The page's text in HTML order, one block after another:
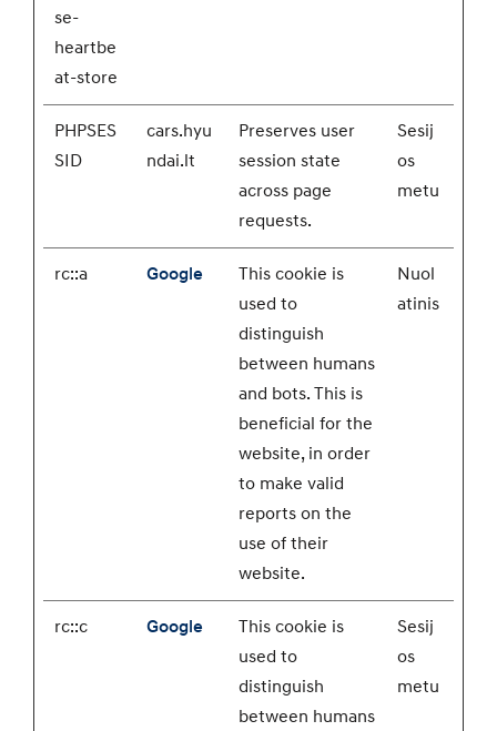
se-
heartbe
at-store
PHPSES
SID
cars.hyu
ndai.lt
Preserves user
session state
across page
requests.
Sesij
os
metu
rc::a Google
This cookie is
used to
distinguish
between humans
and bots. This is
beneficial for the
website, in order
to make valid
reports on the
use of their
website.
Nuol
atinis
rc::c Google
This cookie is
used to
distinguish
between humans
Sesij
os
metu